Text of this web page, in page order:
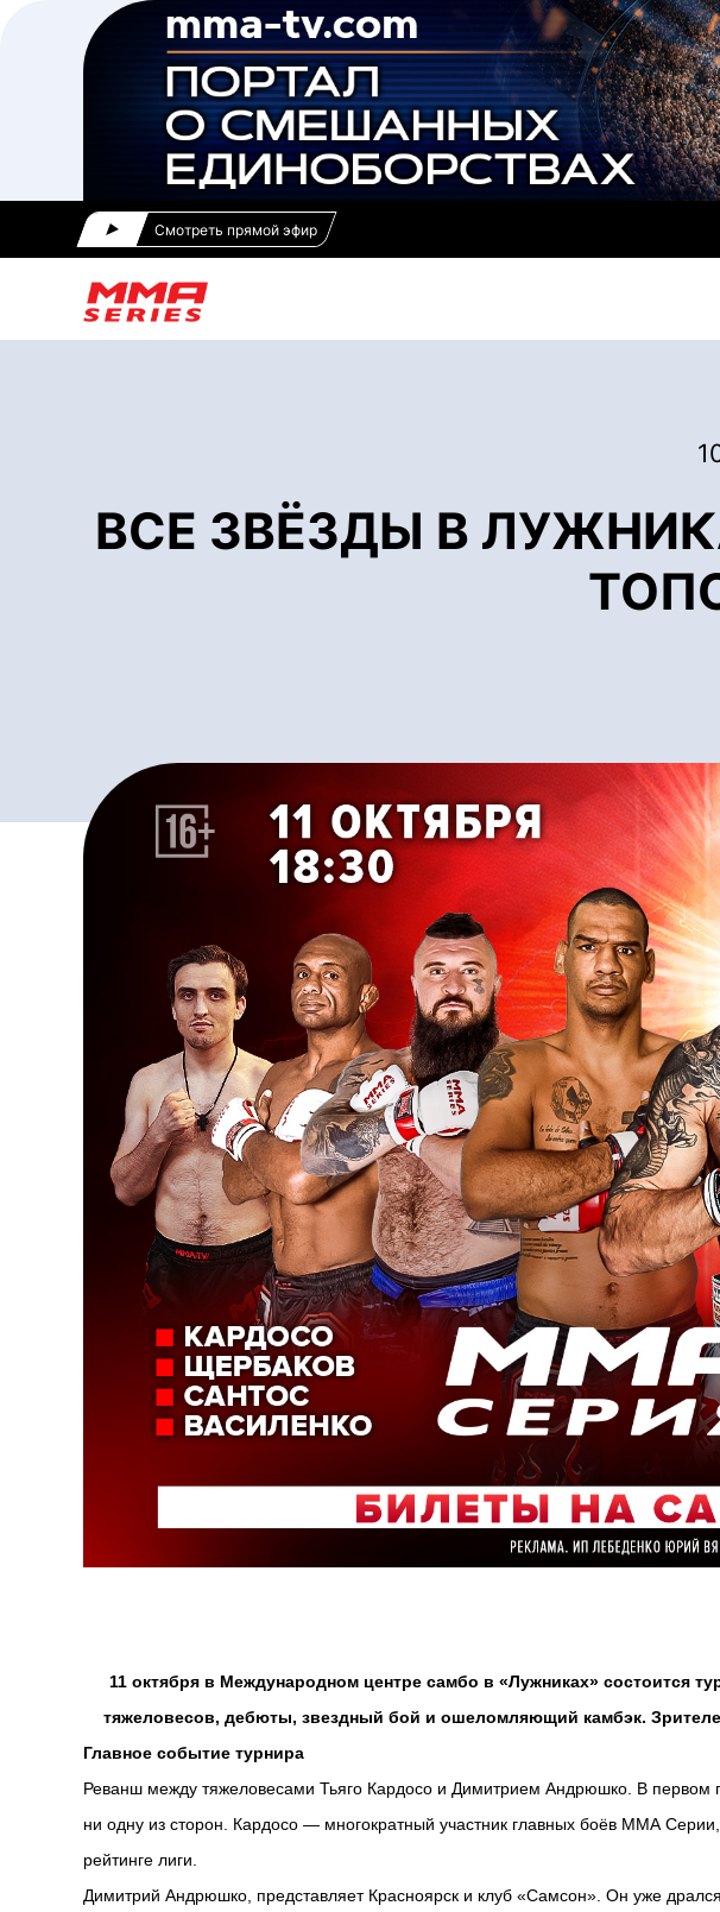
Смотреть прямой эфир
ВСЕ ЗВЁЗДЫ В
11 октября в Международном центре самбо в «Лужниках»
тяжеловесов, дебюты, звездный бой и ошеломляющий камбэк.
Главное событие турнира
Реванш между тяжеловесами Тьяго Кардосо и Димитрием Андрюшко. В первом
ни одну из сторон. Кардосо — многократный участник главных боёв ММА
рейтинге лиги.
Димитрий Андрюшко, представляет Красноярск и клуб «Самсон». Он уже